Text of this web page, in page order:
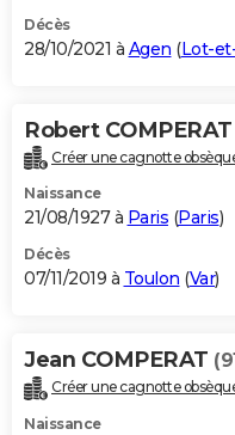
Décès
28/10/2021 à Agen (Lot-
Robert COMPERAT
Créer une cagnotte
Naissance
21/08/1927 à Paris (Paris)
Décès
07/11/2019 à Toulon (Var)
Jean COMPERAT
Créer une cagnotte
Naissance